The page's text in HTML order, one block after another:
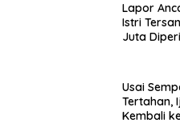
Lapor
Istri
Juta
Usai
Tertahan,
Kembali